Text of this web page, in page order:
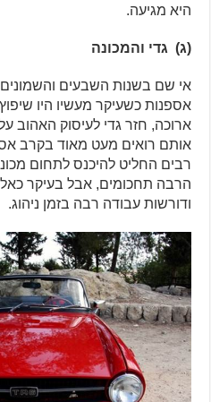
היא מגיעה.
(ג) גדי והמכונה
אי שם בשנות השבעים והשמונים
אספנות כשעיקר מעשיו היו
ארוכה, חזר גדי לעיסוק האהוב
אותם רואים מעט מאוד בקרב
רבים החליט להיכנס לתחום
הרבה תחכומים, אבל בעיקר
ודורשות עבודה רבה בזמן ניהוג.